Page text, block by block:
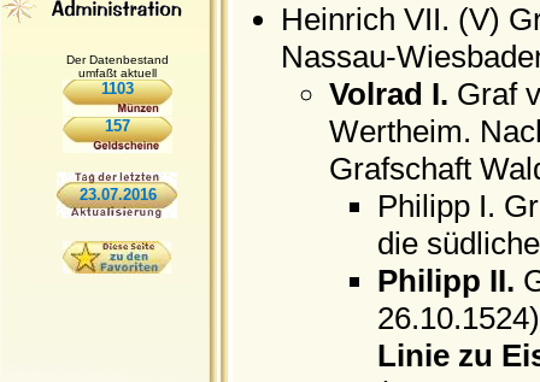
Der Datenbestand
umfaßt aktuell
1103
157
23.07.2016
Heinrich VII. (V)
Nassau-
Volrad I. Graf
Wertheim.
Grafschaft
Philipp I.
die
Philipp II.
Linie zu